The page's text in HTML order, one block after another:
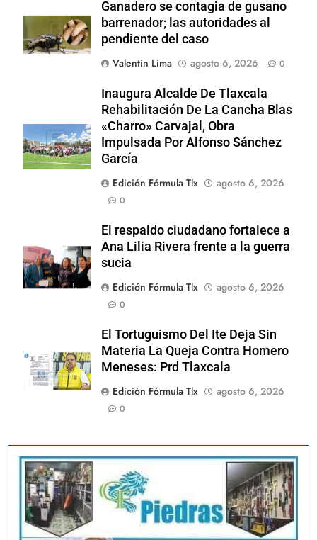
Ganadero se contagia de gusano
barrenador; las autoridades al
pendiente del caso
Valentin Lima
agosto 6, 2026 0
Inaugura Alcalde De Tlaxcala
Rehabilitación De La Cancha Blas
«Charro» Carvajal, Obra
Impulsada Por Alfonso Sánchez
García
Edición Fórmula Tlx
agosto 6, 2026
0
El respaldo ciudadano fortalece a
Ana Lilia Rivera frente a la guerra
sucia
Edición Fórmula Tlx
agosto 6, 2026
0
El Tortuguismo Del Ite Deja Sin
Materia La Queja Contra Homero
Meneses: Prd Tlaxcala
Edición Fórmula Tlx
agosto 6, 2026
0